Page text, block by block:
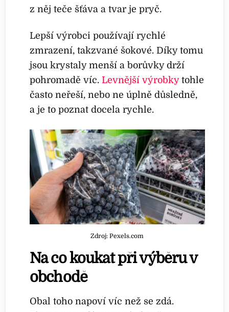
z něj teče šťáva a tvar je pryč.
Lepší výrobci používají rychlé
zmrazení, takzvané šokové. Díky tomu
jsou krystaly menší a borůvky drží
pohromadě víc.Levnější výrobkytohle
často neřeší, nebo ne úplně důsledně,
a je to poznat docela rychle.
Zdroj: Pexels.com
Na co koukat při výběru v
obchodě
Obal toho napoví víc než se zdá.